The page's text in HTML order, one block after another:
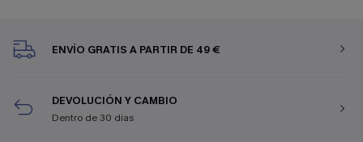
ENVÍO GRATIS A PARTIR DE 49 €
DEVOLUCIÓN Y CAMBIO
Dentro de 30 días